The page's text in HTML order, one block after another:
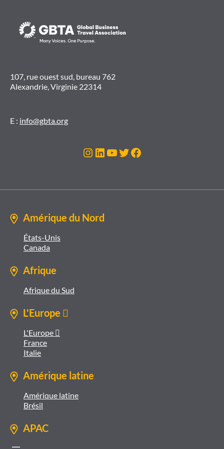
107, rue ouest sud, bureau 762
Alexandrie, Virginie 22314
E : info@gbta.org
Instagram
LinkedIn
YouTube
Twitter
Facebook
Amérique du Nord
États-Unis
Canada
Afrique
Afrique du Sud
L'Europe 
L'Europe 
France
Italie
Amérique latine
Amérique latine
Brésil
APAC